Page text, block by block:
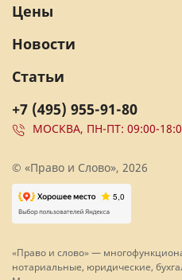
+7 (495) 955-91-80
МОСКВА, ПН-ПТ: 09:00-
Цены
Новости
Статьи
© «Право и Слово», 2026
«Право и слово» —
нотариальные, юридические,